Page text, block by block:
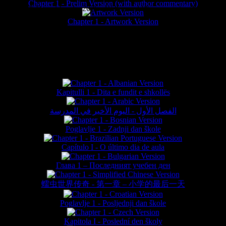
Chapter 1 - Prelim Version (with author commentary)
Chapter 1 - Artwork Version
Kapitulli 1 - Dita e fundit e shkollës
الفصل الأول - اليوم الأخير في المدرسة
Poglavlje 1 - Zadnji dan škole
Capítulo I - O último dia de aula
Глава 1 – Последният учебен ден
蠕虫世界传奇 - 第一章 – 小学的最后一天
Poglavlje 1 - Posljednji dan škole
Kapitola I - Poslední den školy
website © Daniel Lieske 2026 - Wormworld® is a registered